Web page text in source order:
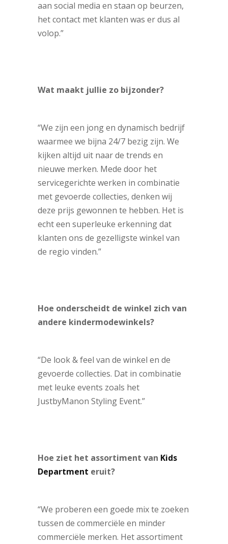
aan social media en staan op beurzen,
het contact met klanten was er dus al
volop.”
Wat maakt jullie zo bijzonder?
“We zijn een jong en dynamisch bedrijf
waarmee we bijna 24/7 bezig zijn. We
kijken altijd uit naar de trends en
nieuwe merken. Mede door het
servicegerichte werken in combinatie
met gevoerde collecties, denken wij
deze prijs gewonnen te hebben. Het is
echt een superleuke erkenning dat
klanten ons de gezelligste winkel van
de regio vinden.”
Hoe onderscheidt de winkel zich van
andere kindermodewinkels?
“De look & feel van de winkel en de
gevoerde collecties. Dat in combinatie
met leuke events zoals het
JustbyManon Styling Event.”
Hoe ziet het assortiment van Kids
Department eruit?
“We proberen een goede mix te zoeken
tussen de commerciële en minder
commerciële merken. Het assortiment